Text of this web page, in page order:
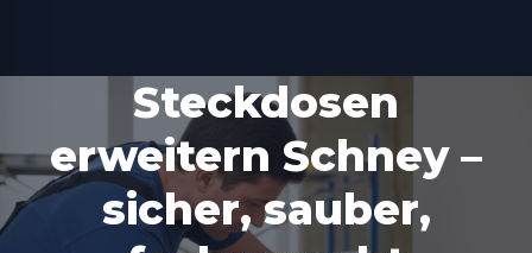
Steckdosen
erweitern Schney –
sicher, sauber,